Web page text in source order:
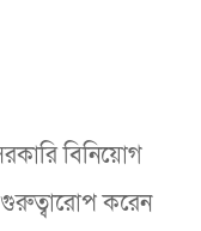
বিনিয়োগ
করেন